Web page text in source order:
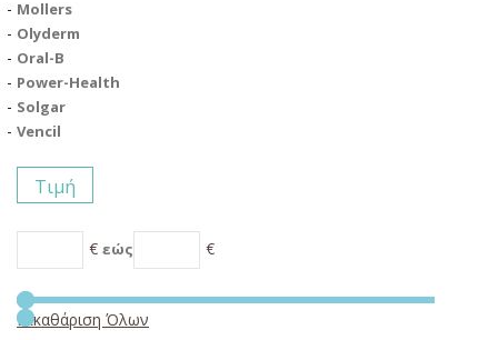
Mollers
Olyderm
Oral-B
Power-Health
Solgar
Vencil
Τιμή
€ εώς €
Εκκαθάριση Όλων